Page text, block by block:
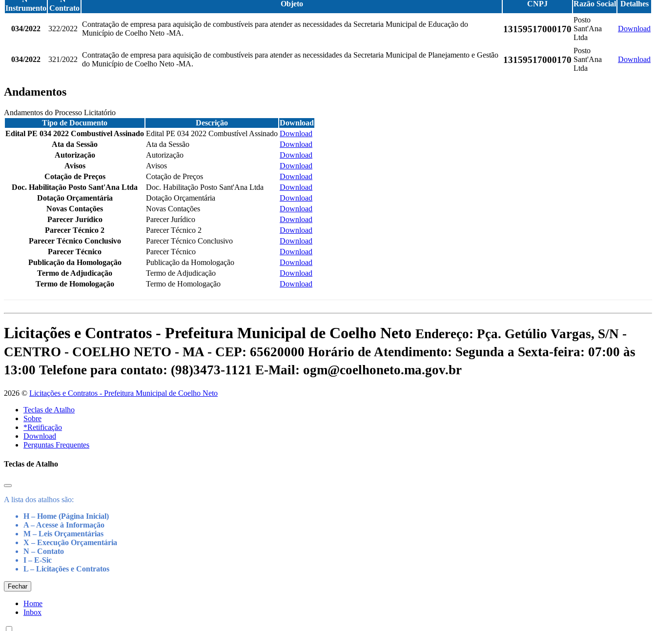
Instrumento Contrato
Objeto CNPJ Razão Social Detalhes
034/2022 322/2022
Contratação de empresa para aquisição de combustíveis para atender as necessidades da Secretaria Municipal de Educação do
Município de Coelho Neto -MA.
13159517000170
Posto
Sant'Ana
Ltda
Download
034/2022 321/2022
Contratação de empresa para aquisição de combustíveis para atender as necessidades da Secretaria Municipal de Planejamento e Gestão
do Município de Coelho Neto -MA.
13159517000170
Posto
Sant'Ana
Ltda
Download
Andamentos
Andamentos do Processo Licitatório
Tipo de Documento
Descrição
Download
Edital PE 034 2022 Combustível Assinado Edital PE 034 2022 Combustível Assinado Download
Ata da Sessão
Ata da Sessão
Download
Autorização
Autorização
Download
Avisos
Avisos
Download
Cotação de Preços
Cotação de Preços
Download
Doc. Habilitação Posto Sant'Ana Ltda
Doc. Habilitação Posto Sant'Ana Ltda
Download
Dotação Orçamentária
Dotação Orçamentária
Download
Novas Contações
Novas Contações
Download
Parecer Jurídico
Parecer Jurídico
Download
Parecer Técnico 2
Parecer Técnico 2
Download
Parecer Técnico Conclusivo
Parecer Técnico Conclusivo
Download
Parecer Técnico
Parecer Técnico
Download
Publicação da Homologação
Publicação da Homologação
Download
Termo de Adjudicação
Termo de Adjudicação
Download
Termo de Homologação
Termo de Homologação Download
Licitações e Contratos - Prefeitura Municipal de Coelho Neto Endereço: Pça. Getúlio Vargas, S/N -
CENTRO - COELHO NETO - MA - CEP: 65620000 Horário de Atendimento: Segunda a Sexta-feira: 07:00 às
13:00 Telefone para contato: (98)3473-1121 E-Mail: ogm@coelhoneto.ma.gov.br
2026 © Licitações e Contratos - Prefeitura Municipal de Coelho Neto
Teclas de Atalho
Sobre
*Retificação
Download
Perguntas Frequentes
Teclas de Atalho
A lista dos atalhos são:
H – Home (Página Inicial)
A – Acesse à Informação
M – Leis Orçamentárias
X – Execução Orçamentária
N – Contato
I – E-Sic
L – Licitações e Contratos
Fechar
Home
Inbox